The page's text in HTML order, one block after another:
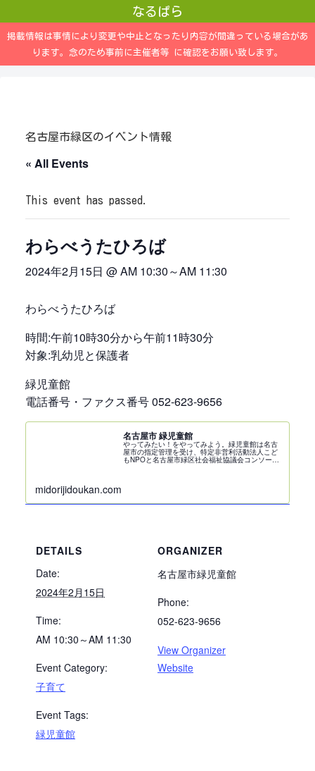
なるぱら
掲載情報は事情により変更や中止となったり内容が間違っている場合があ
ります。念のため事前に主催者等 に確認をお願い致します。
名古屋市緑区のイベント情報
« All Events
This event has passed.
わらべうたひろば
2024年2月15日 @ AM 10:30～AM 11:30
わらべうたひろば
時間:午前10時30分から午前11時30分
対象:乳幼児と保護者
緑児童館
電話番号・ファクス番号 052-623-9656
名古屋市 緑児童館
やってみたい！をやってみよう。緑児童館は名古
屋市の指定管理を受け、特定非営利活動法人こど
もNPOと名古屋市緑区社会福祉協議会コンソーシ
アムによって管理・運営をしています。
midorijidoukan.com
DETAILS
Date:
2024年2月15日
Time:
AM 10:30～AM 11:30
Event Category:
子育て
Event Tags:
緑児童館
ORGANIZER
名古屋市緑児童館
Phone:
052-623-9656
View Organizer
Website